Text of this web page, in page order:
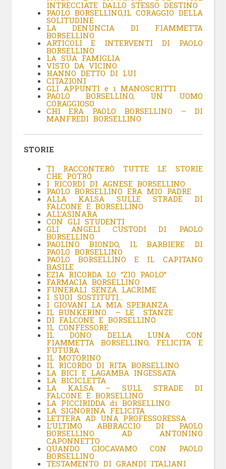
INTRECCIATE DALLO STESSO DESTINO
PAOLO BORSELLINO,IL CORAGGIO DELLA
SOLITUDINE
LA DENUNCIA DI FIAMMETTA
BORSELLINO
ARTICOLI E INTERVENTI DI PAOLO
BORSELLINO
LA SUA FAMIGLIA
VISTO DA VICINO
HANNO DETTO DI LUI
CITAZIONI
GLI APPUNTI e i MANOSCRITTI
PAOLO BORSELLINO, UN UOMO
CORAGGIOSO
CHI ERA PAOLO BORSELLINO – DI
MANFREDI BORSELLINO
STORIE
TI RACCONTERÒ TUTTE LE STORIE
CHE POTRÒ
I RICORDI DI AGNESE BORSELLINO
PAOLO BORSELLINO ERA MIO PADRE
ALLA KALSA SULLE STRADE DI
FALCONE E BORSELLINO
ALL’ASINARA
CON GLI STUDENTI
GLI ANGELI CUSTODI DI PAOLO
BORSELLINO
PAOLINO BIONDO, IL BARBIERE DI
PAOLO BORSELLINO
PAOLO BORSELLINO E IL CAPITANO
BASILE
EZIA RICORDA LO “ZIO PAOLO”
FARMACIA BORSELLINO
FUNERALI SENZA LACRIME
I SUOI SOSTITUTI…
I GIOVANI LA MIA SPERANZA
IL BUNKERINO – LE STANZE
DI FALCONE E BORSELLINO
IL CONFESSORE
IL DONO DELLA LUNA CON
FIAMMETTA BORSELLINO, FELICITA E
FUTURA
IL MOTORINO
IL RICORDO DI RITA BORSELLINO
LA BICI E LAGAMBA INGESSATA
LA BICICLETTA
LA KALSA – SULL STRADE DI
FALCONE E BORSELLINO
LA PICCIRIDDA di BORSELLINO
LA SIGNORINA FELICITA
LETTERA AD UNA PROFESSORESSA
L’ULTIMO ABBRACCIO DI PAOLO
BORSELLINO AD ANTONINO
CAPONNETTO
QUANDO GIOCAVAMO CON PAOLO
BORSELLINO
TESTAMENTO DI GRANDI ITALIANI